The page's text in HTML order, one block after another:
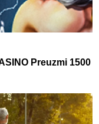
Preuzmi 1500